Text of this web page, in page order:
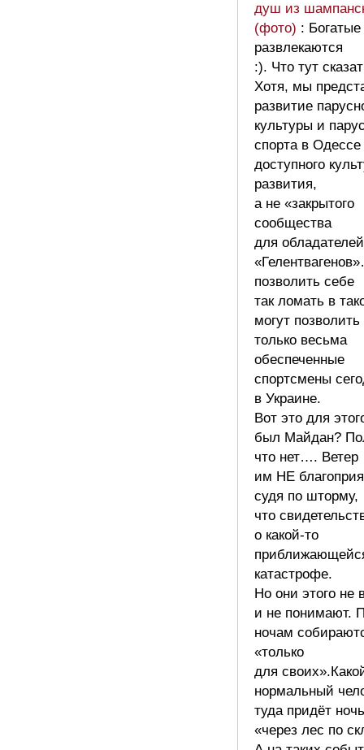
душ из
(фото) :
развлекаются
:). Что тут
Хотя, мы
развитие
культуры и
спорта в
доступного
развития,
а не «закрытого
сообщества
для обладателей
позволить себе
так ломать в
могут
только весьма
обеспеченные
спортсмены
в Украине.
Вот это для
был Майдан?
что нет…. Ветер
им НЕ
судя по шторму,
что
о какой-то
катастрофе.
Но они этого не
и не понимают.
ночам
«только
для
нормальный
туда придёт
«через лес по